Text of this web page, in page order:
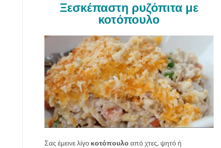
Ξεσκέπαστη ρυζόπιτα με
κοτόπουλο
Σας έμεινε λίγο κοτόπουλο από χτες, ψητό ή